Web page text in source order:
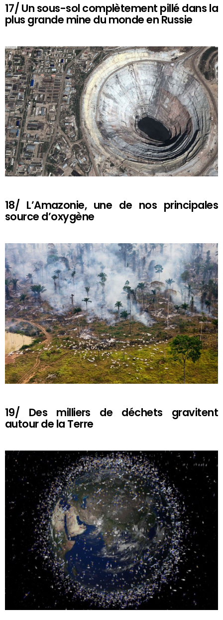
17/ Un sous-sol complètement pillé dans la
plus grande mine du monde en Russie
18/ L’Amazonie, une de nos principales
source d’oxygène
19/ Des milliers de déchets gravitent
autour de la Terre